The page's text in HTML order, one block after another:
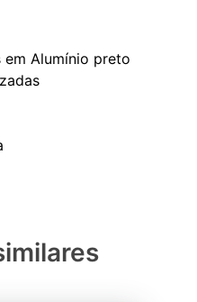
em Alumínio preto